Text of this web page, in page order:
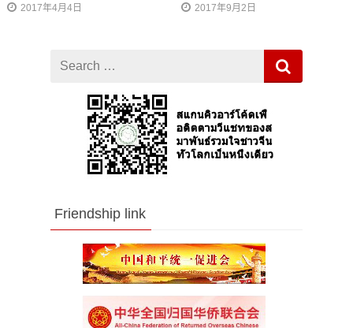
2017年4月4日 2017年9月2日
for
Friendship link